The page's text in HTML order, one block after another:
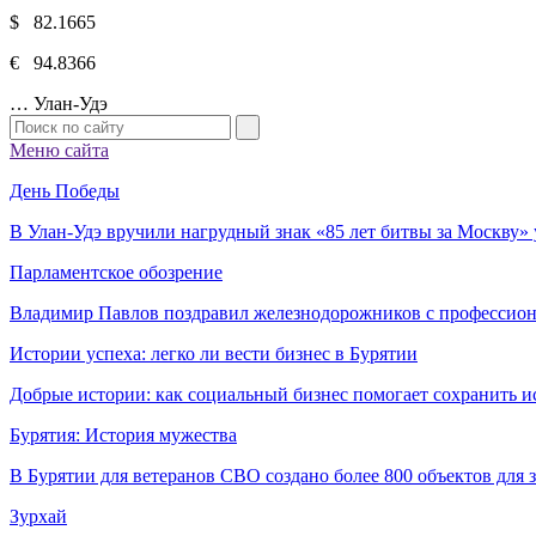
$ 82.1665
€ 94.8366
… Улан-Удэ
Меню сайта
День Победы
В Улан-Удэ вручили нагрудный знак «85 лет битвы за
Парламентское обозрение
Владимир Павлов поздравил железнодорожников с
Истории успеха: легко ли вести бизнес в Бурятии
Добрые истории: как социальный бизнес помогает сохранить
Бурятия: История мужества
В Бурятии для ветеранов СВО создано более 800 объектов для
Зурхай